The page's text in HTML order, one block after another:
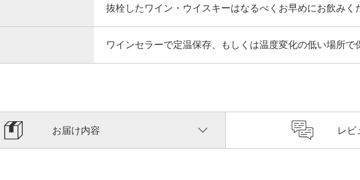
抜栓したワイン・ウイスキーはなるべくお早めにお飲みく
ワインセラーで定温保存、もしくは温度変化の低い場所で
お届け内容 レビ